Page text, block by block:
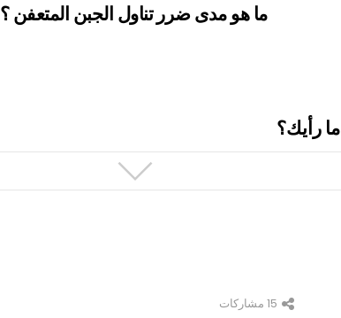
ما هو مدى ضرر تناول الجبن المتعفن ؟
ما رأيك؟
15 مشاركات